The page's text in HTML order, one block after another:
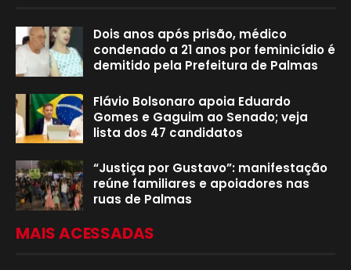
Dois anos após prisão, médico
condenado a 21 anos por feminicídio é
demitido pela Prefeitura de Palmas
Flávio Bolsonaro apoia Eduardo
Gomes e Gaguim ao Senado; veja
lista dos 47 candidatos
“Justiça por Gustavo”: manifestação
reúne familiares e apoiadores nas
ruas de Palmas
MAIS ACESSADAS